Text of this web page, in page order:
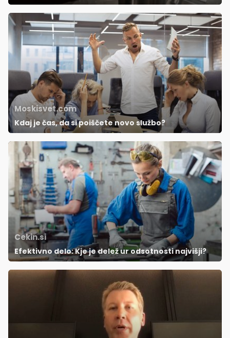
Moskisvet.com
Kdaj je čas, da si poiščete novo službo?
Cekin.si
Efektivno delo: Kje je delež ur odsotnosti najvišji?